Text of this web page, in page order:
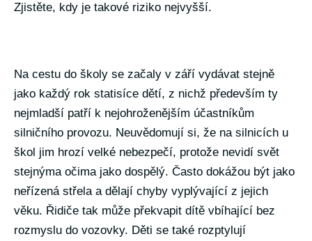
Zjistěte, kdy je takové riziko nejvyšší.
Na cestu do školy se začaly v září vydávat stejně
jako každý rok statisíce dětí, z nichž především ty
nejmladší patří k nejohroženějším účastníkům
silničního provozu. Neuvědomují si, že na silnicích u
škol jim hrozí velké nebezpečí, protože nevidí svět
stejnýma očima jako dospělý. Často dokážou být jako
neřízená střela a dělají chyby vyplývající z jejich
věku. Řidiče tak může překvapit dítě vbíhající bez
rozmyslu do vozovky. Děti se také rozptylují